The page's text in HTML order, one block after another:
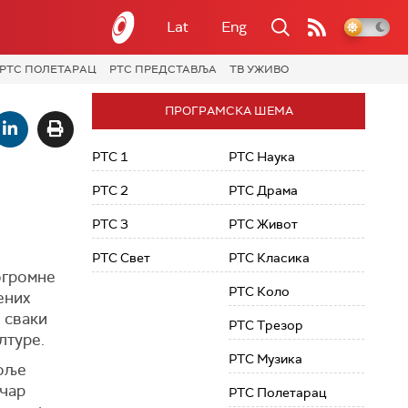
Lat Eng
РТС ПОЛЕТАРАЦ РТС ПРЕДСТАВЉА ТВ УЖИВО
ПРОГРАМСКА ШЕМА
РТС 1
РТС 2
РТС 3
РТС Свет
РТС Наука
РТС Драма
РТС Живот
РТС Класика
РТС Коло
РТС Трезор
РТС Музика
РТС Полетарац